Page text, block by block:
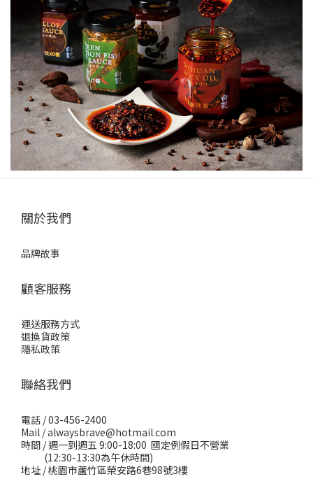
關於我們
品牌故事
顧客服務
運送服務方式
退換貨政策
隱私政策
聯絡我們
電話 / 03-456-2400
Mail / alwaysbrave@hotmail.com
時間 / 週一到週五 9:00-18:00 國定例假日不營業
(12:30-13:30為午休時間)
地址 / 桃園市蘆竹區榮安路6巷98號3樓